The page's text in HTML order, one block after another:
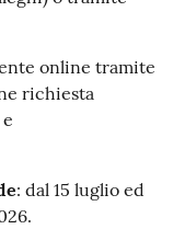
online tramite
richiesta
: dal 15 luglio ed